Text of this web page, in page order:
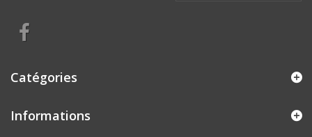
Catégories
Informations